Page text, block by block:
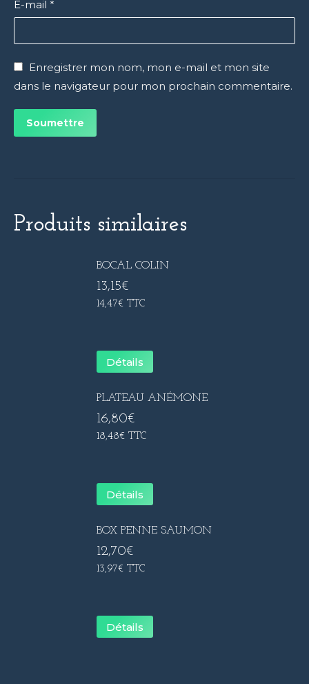
E-mail *
Enregistrer mon nom, mon e-mail et mon site
dans le navigateur pour mon prochain commentaire.
Produits similaires
BOCAL COLIN
13,15€
14,47€ TTC
Détails
PLATEAU ANÉMONE
16,80€
18,48€ TTC
Détails
BOX PENNE SAUMON
12,70€
13,97€ TTC
Détails